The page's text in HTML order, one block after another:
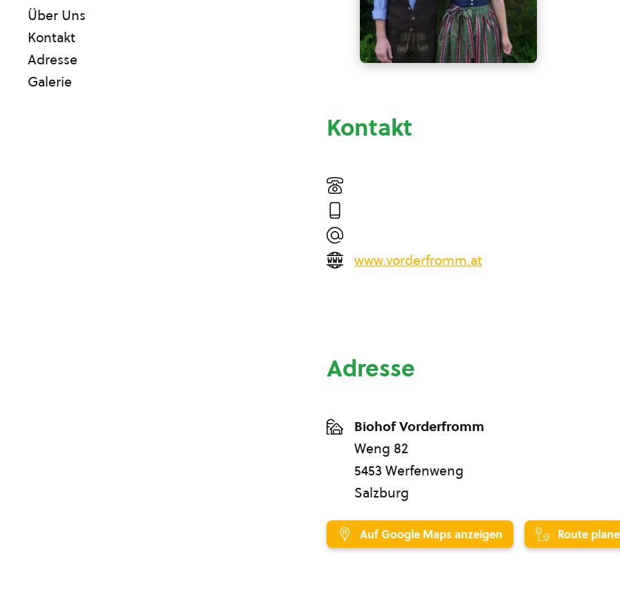
Kontakt
www.vorderfromm.at
Adresse
Biohof Vorderfromm
Weng 82
5453 Werfenweng
Salzburg
Auf Google Maps anzeigen Route
Über Uns
Kontakt
Adresse
Galerie